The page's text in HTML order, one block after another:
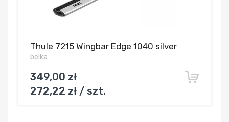
Thule 7215 Wingbar Edge 1040 silver
belka
349,00 zł
272,22 zł / szt.